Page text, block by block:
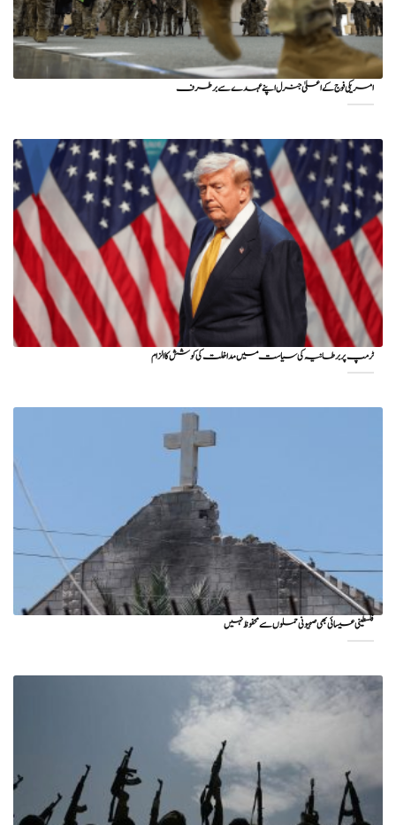
امریکی فوج کے اعلیٰ جنرل اپنے عہدے سے برطرف
ٹرمپ پر برطانیہ کی سیاست میں مداخلت کی کوشش کا الزام
فلسطینی عیسائی بھی صہیونی حملوں سے محفوظ نہیں